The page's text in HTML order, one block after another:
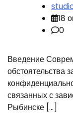
18
0
Введение
обстоятельства
связанных с
Рыбинске […]